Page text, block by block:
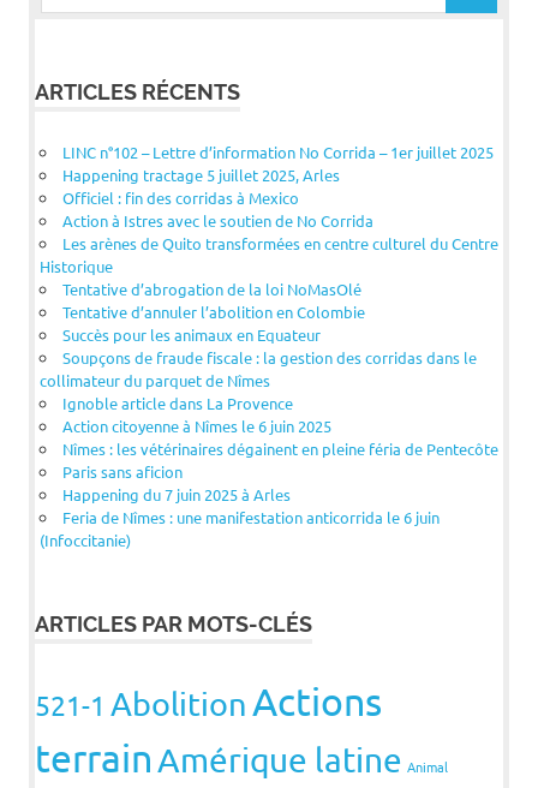
ARTICLES RÉCENTS
LINC n°102 – Lettre d’information No Corrida – 1er juillet 2025
Happening tractage 5 juillet 2025, Arles
Officiel : fin des corridas à Mexico
Action à Istres avec le soutien de No Corrida
Les arènes de Quito transformées en centre culturel du Centre
Historique
Tentative d’abrogation de la loi NoMasOlé
Tentative d’annuler l’abolition en Colombie
Succès pour les animaux en Equateur
Soupçons de fraude fiscale : la gestion des corridas dans le
collimateur du parquet de Nîmes
Ignoble article dans La Provence
Action citoyenne à Nîmes le 6 juin 2025
Nîmes : les vétérinaires dégainent en pleine féria de Pentecôte
Paris sans aficion
Happening du 7 juin 2025 à Arles
Feria de Nîmes : une manifestation anticorrida le 6 juin
(Infoccitanie)
ARTICLES PAR MOTS-CLÉS
521-1 AbolitionActions
terrainAmérique latine Animal